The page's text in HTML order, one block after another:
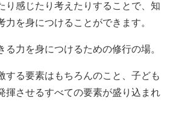
り感じたり考えたりすることで、知
力を身につけることができます。
る力を身につけるための修行の場。
する要素はもちろんのこと、子ども
揮させるすべての要素が盛り込まれ